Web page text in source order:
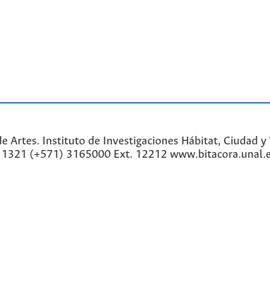
Artes. Instituto de Investigaciones Hábitat, Ciudad
(+571) 3165000 Ext. 12212